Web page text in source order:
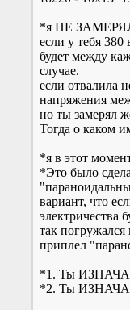
*я НЕ
если у тебя 380
будет между
случае.
если отвалила
напряжения
но ты замерял
Тогда о каком
*я в этот
*Это было
вариант, что
электричества
так
приплел
*1. Ты
*2. Ты